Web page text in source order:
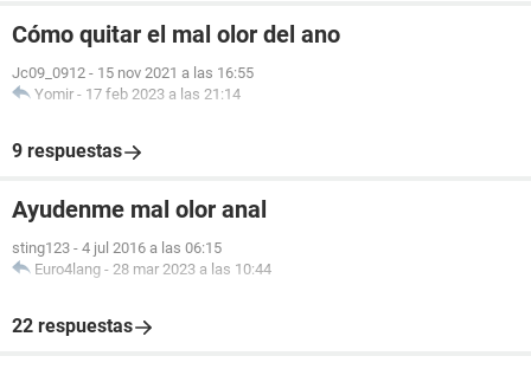
Cómo quitar el mal olor del ano
Jc09_0912 - 15 nov 2021 a las 16:55
Yomir - 17 feb 2023 a las 21:14
9 respuestas
Ayudenme mal olor anal
sting123 - 4 jul 2016 a las 06:15
Euro4lang - 28 mar 2023 a las 10:44
22 respuestas